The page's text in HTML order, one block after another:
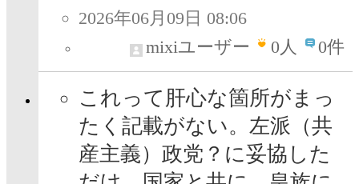
2026年06月09日 08:06
mixiユーザー
0人 0件
これって肝心な箇所がまっ
たく記載がない。左派（共
産主義）政党？に妥協した